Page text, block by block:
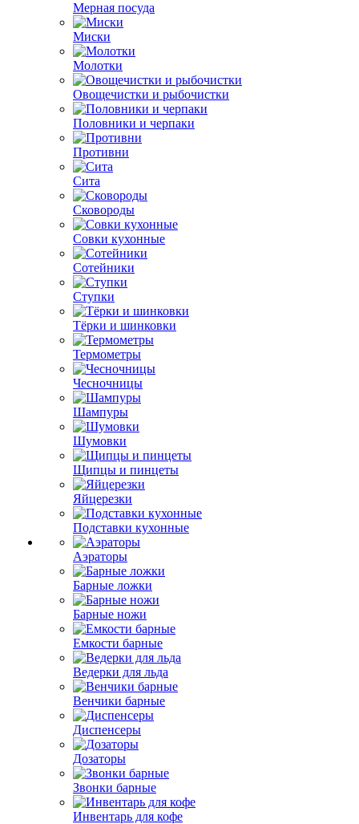
Мерная посуда
Миски
Молотки
Овощечистки и рыбочистки
Половники и черпаки
Противни
Сита
Сковороды
Совки кухонные
Сотейники
Ступки
Тёрки и шинковки
Термометры
Чесночницы
Шампуры
Шумовки
Щипцы и пинцеты
Яйцерезки
Подставки кухонные
Аэраторы
Барные ложки
Барные ножи
Емкости барные
Ведерки для льда
Венчики барные
Диспенсеры
Дозаторы
Звонки барные
Инвентарь для кофе